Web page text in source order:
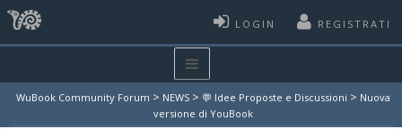
LOGIN REGISTRATI
WuBook Community Forum > NEWS > 💬 Idee Proposte e Discussioni > Nuova
versione di YouBook